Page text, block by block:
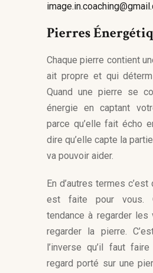
Pierres
Chaque pierre contient
ait propre et qui
Quand une pierre se
énergie en captant
parce qu’elle fait écho
dire qu’elle capte la
va pouvoir aider.
En d’autres termes
est faite pour vous.
tendance à regarder les
regarder la pierre.
l’inverse qu’il faut
regard porté sur une